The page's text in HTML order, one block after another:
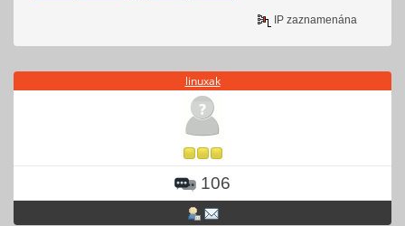
IP zaznamenána
linuxak
106